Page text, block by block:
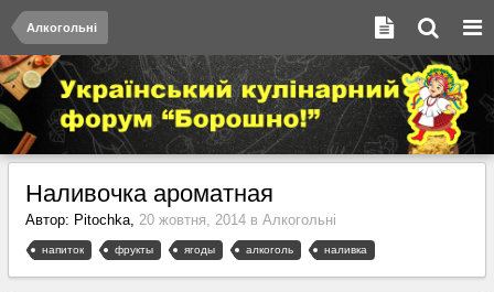
Алкогольні
Наливочка ароматная
Автор: Pitochka, 20 жовтня, 2014 в Алкогольні
напиток фрукты ягоды алкоголь наливка